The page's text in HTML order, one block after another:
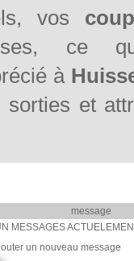
vos
ce
à
sorties et
message
MESSAGES
un nouveau message